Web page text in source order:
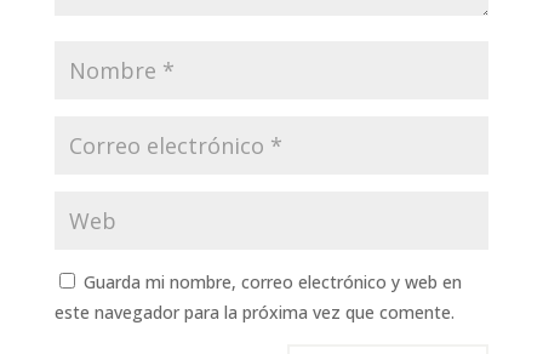
Guarda mi nombre, correo electrónico y web en
este navegador para la próxima vez que comente.